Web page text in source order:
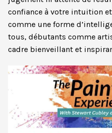
confiance à votre intuition
comme une forme
tous, débutants comme
cadre bienveillant et